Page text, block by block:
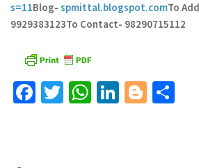
s=11Blog- spmittal.blogspot.comTo
9929383123To Contact- 98290715112
Facebook
TwitterWhatsApp
LinkedIn